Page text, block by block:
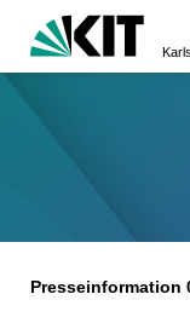
Presseinformation